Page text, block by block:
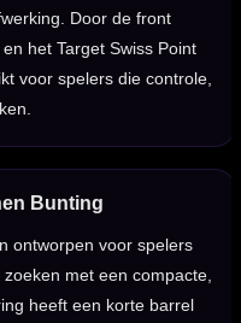
Door de front
het Target Swiss Point
voor spelers die controle,
Bunting
ontworpen voor spelers
met een compacte,
heeft een korte barrel